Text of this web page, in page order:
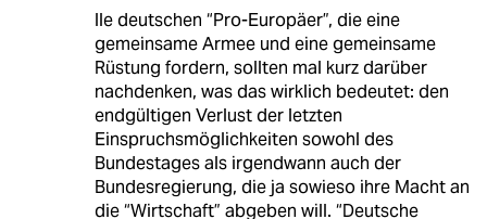
lle deutschen “Pro-Europäer”, die eine
gemeinsame Armee und eine gemeinsame
Rüstung fordern, sollten mal kurz darüber
nachdenken, was das wirklich bedeutet: den
endgültigen Verlust der letzten
Einspruchsmöglichkeiten sowohl des
Bundestages als irgendwann auch der
Bundesregierung, die ja sowieso ihre Macht an
die “Wirtschaft” abgeben will. “Deutsche